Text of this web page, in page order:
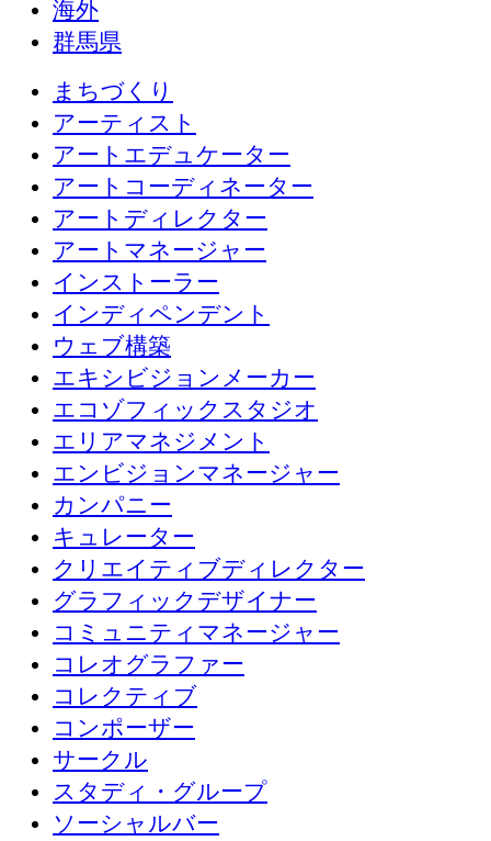
海外
群馬県
まちづくり
アーティスト
アートエデュケーター
アートコーディネーター
アートディレクター
アートマネージャー
インストーラー
インディペンデント
ウェブ構築
エキシビジョンメーカー
エコゾフィックスタジオ
エリアマネジメント
エンビジョンマネージャー
カンパニー
キュレーター
クリエイティブディレクター
グラフィックデザイナー
コミュニティマネージャー
コレオグラファー
コレクティブ
コンポーザー
サークル
スタディ・グループ
ソーシャルバー